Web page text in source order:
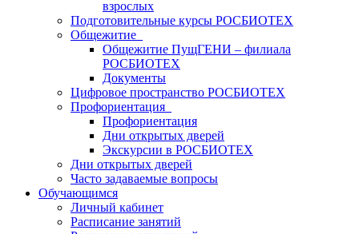
взрослых
Подготовительные курсы РОСБИОТЕХ
Общежитие
Общежитие ПущГЕНИ – филиала
РОСБИОТЕХ
Документы
Цифровое пространство РОСБИОТЕХ
Профориентация
Профориентация
Дни открытых дверей
Экскурсии в РОСБИОТЕХ
Дни открытых дверей
Часто задаваемые вопросы
Обучающимся
Личный кабинет
Расписание занятий